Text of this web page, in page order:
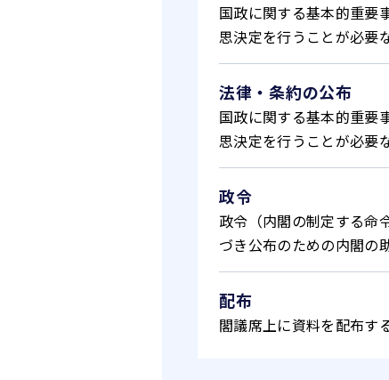
国政に関する基本的重要
思決定を行うことが必要
法律・条約の公布
国政に関する基本的重要
思決定を行うことが必要
政令
政令（内閣の制定する命
づき公布のための内閣の
配布
閣議席上に資料を配布す